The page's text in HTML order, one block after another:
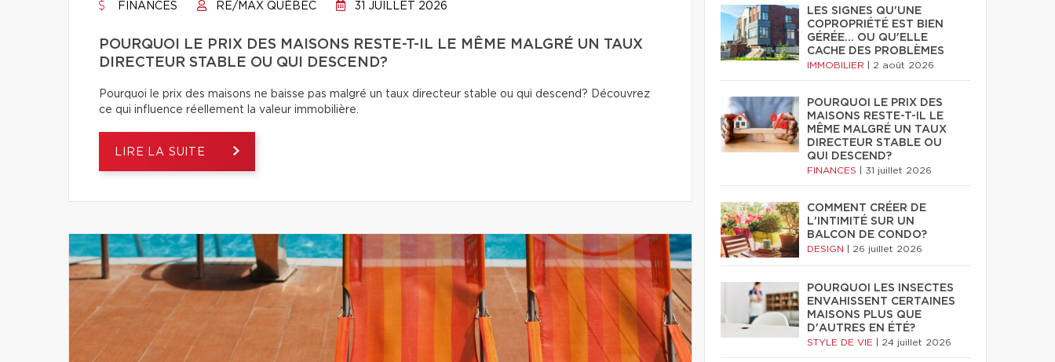
FINANCES RE/MAX QUÉBEC 31 JUILLET 2026
POURQUOI LE PRIX DES MAISONS RESTE-T-IL LE MÊME MALGRÉ UN TAUX
DIRECTEUR STABLE OU QUI DESCEND?
Pourquoi le prix des maisons ne baisse pas malgré un taux directeur stable ou qui descend? Découvrez
ce qui influence réellement la valeur immobilière.
LIRE LA SUITE
LES SIGNES QU'UNE
COPROPRIÉTÉ EST BIEN
GÉRÉE… OU QU'ELLE
CACHE DES PROBLÈMES
IMMOBILIER 2 août 2026
POURQUOI LE PRIX DES
MAISONS RESTE-T-IL LE
MÊME MALGRÉ UN TAUX
DIRECTEUR STABLE OU
QUI DESCEND?
FINANCES 31 juillet 2026
COMMENT CRÉER DE
L'INTIMITÉ SUR UN
BALCON DE CONDO?
DESIGN 26 juillet 2026
POURQUOI LES INSECTES
ENVAHISSENT CERTAINES
MAISONS PLUS QUE
D'AUTRES EN ÉTÉ?
STYLE DE VIE 24 juillet 2026